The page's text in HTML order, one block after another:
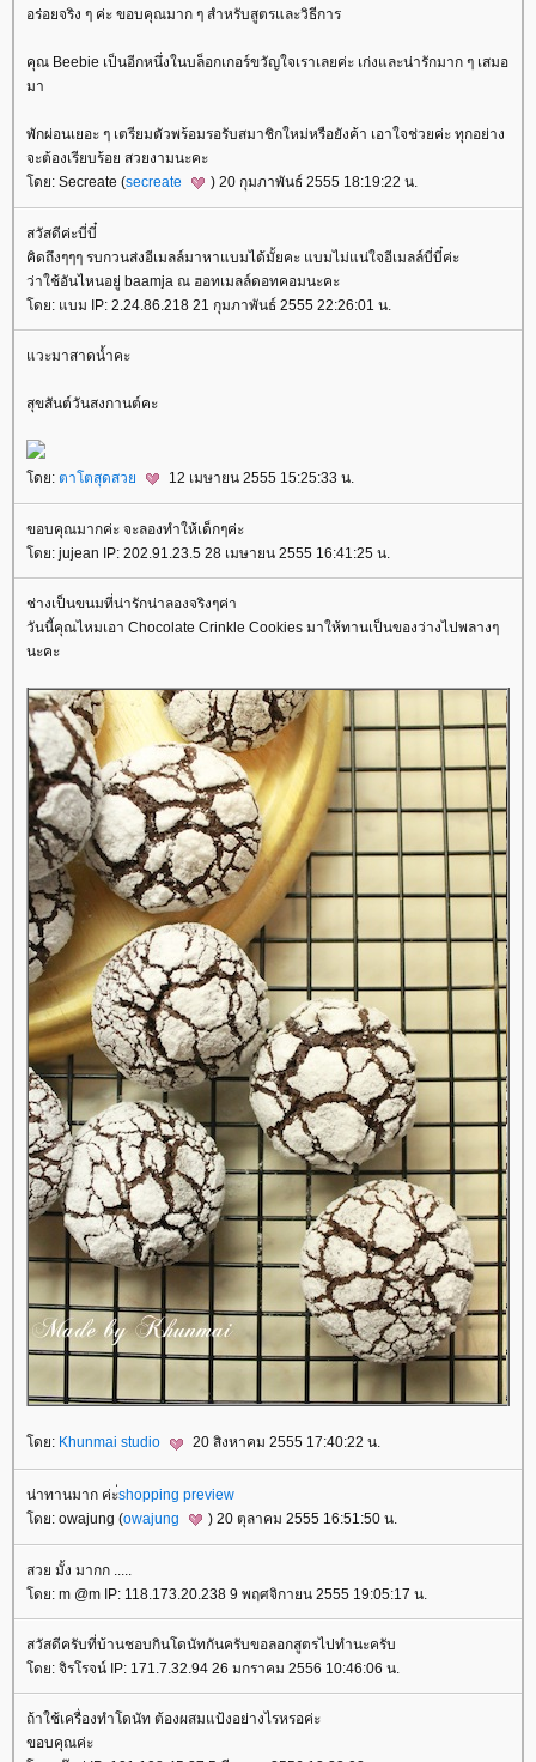
อร่อยจริง ๆ ค่ะ ขอบคุณมาก ๆ สำหรับสูตรและวิธีการ
คุณ Beebie เป็นอีกหนึ่งในบล็อกเกอร์ขวัญใจเราเลยค่ะ เก่งและน่ารักมาก ๆ เสมอ
มา
พักผ่อนเยอะ ๆ เตรียมตัวพร้อมรอรับสมาชิกใหม่หรือยังค้า เอาใจช่วยค่ะ ทุกอย่าง
จะต้องเรียบร้อย สวยงามนะคะ
ดย: Secreate (secreate ) 20 กุมภาพันธ์ 2555 18:19:22 น.
สวัสดีค่ะบี่บี๋
คิดถึงๆๆๆ รบกวนส่งอีเมลล์มาหาแบมได้มั้ยคะ แบมไม่แน่ใจอีเมลล์บี่บี๋ค่ะ
ว่าใช้อันไหนอยู่ baamja ณ ฮอทเมลล์ดอทคอมนะคะ
ดย: แบม IP: 2.24.86.218 21 กุมภาพันธ์ 2555 22:26:01 น.
วะมาสาดน้ำคะ
สุขสันต์วันสงกานต์คะ
ดย: ตาโตสุดสว 12 เมษายน 2555 15:25:33 น.
ขอบคุณมากค่ะ จะลองทำให้เด็กๆค่ะ
ดย: jujean IP: 202.91.23.5 28 เมษายน 2555 16:41:25 น.
ช่างเป็นขนมที่น่ารักน่าลองจริงๆค่า
วันนี้คุณไหมเอา Chocolate Crinkle Cookies มาให้ทานเป็นของว่างไปพลางๆ
นะคะ
ดย: Khunmai studio 20 สิงหาคม 2555 17:40:22 น.
น่าทานมาก ค่ะ่shopping preview
ดย: owajung (owajung ) 20 ตุลาคม 2555 16:51:50 น.
สวย มั้ง มากก .....
ดย: m @m IP: 118.173.20.238 9 พฤศจิกายน 2555 19:05:17 น.
สวัสดีครับที่บ้านชอบกินโดนัทกันครับขอลอกสูตรไปทำนะครับ
ดย: จิรโรจน์ IP: 171.7.32.94 26 มกราคม 2556 10:46:06 น.
ถ้าใช้เครื่องทำโดนัท ต้องผสมแป้งอย่างไรหรอค่ะ
ขอบคุณค่ะ